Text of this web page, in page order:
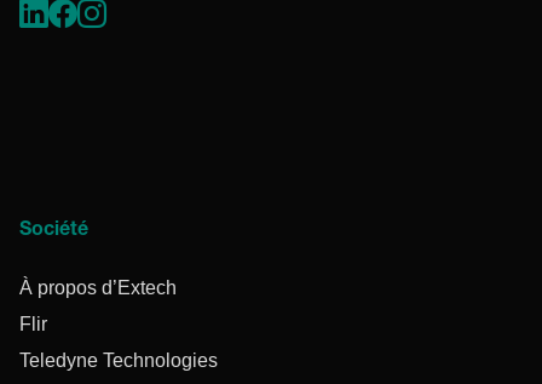
Société
À propos d’Extech
Flir
Teledyne Technologies